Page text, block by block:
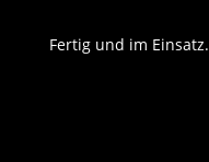
Fertig und im Einsatz.